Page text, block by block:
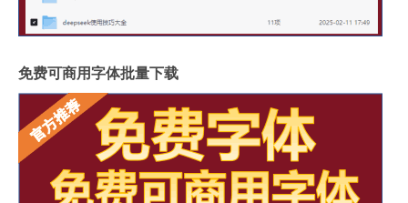
免费可商用字体批量下载